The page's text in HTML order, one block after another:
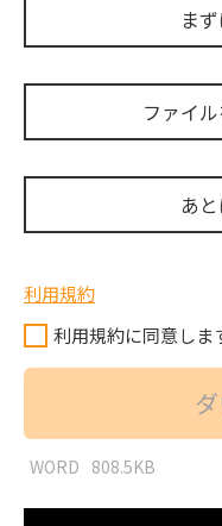
ま
ファイ
あ
利用規約
利用規約に同意しま
WORD 808.5KB